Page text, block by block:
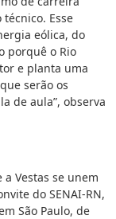
Esse
eólica, do
porquê o Rio
e planta uma
serão os
de aula”, observa
a Vestas se unem
do SENAI-RN,
São Paulo, de